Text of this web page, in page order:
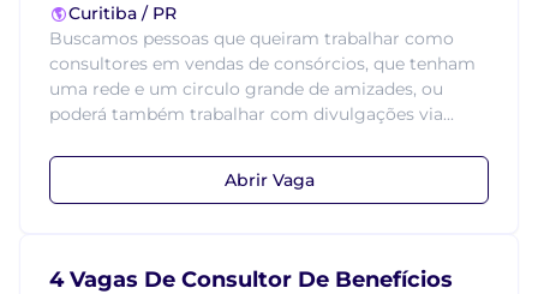
Curitiba / PR
Buscamos pessoas que queiram trabalhar como
consultores em vendas de consórcios, que tenham
uma rede e um circulo grande de amizades, ou
poderá também trabalhar com divulgações via...
Abrir Vaga
4 Vagas De Consultor De Benefícios